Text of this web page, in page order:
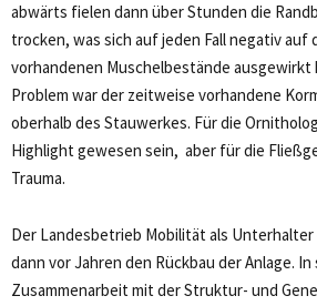
abwärts fielen dann über Stunden die
trocken, was sich auf jeden Fall negativ auf
vorhandenen Muschelbestände ausgewirkt
Problem war der zeitweise vorhandene
oberhalb des Stauwerkes. Für die
Highlight gewesen sein, aber für die
Trauma.
Der Landesbetrieb Mobilität als Unterhalter
dann vor Jahren den Rückbau der Anlage.
Zusammenarbeit mit der Struktur- und